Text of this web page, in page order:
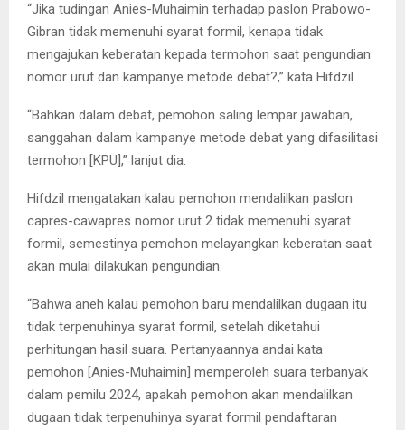
“Jika tudingan Anies-Muhaimin terhadap paslon Prabowo-
Gibran tidak memenuhi syarat formil, kenapa tidak
mengajukan keberatan kepada termohon saat pengundian
nomor urut dan kampanye metode debat?,” kata Hifdzil.
“Bahkan dalam debat, pemohon saling lempar jawaban,
sanggahan dalam kampanye metode debat yang difasilitasi
termohon [KPU],” lanjut dia.
Hifdzil mengatakan kalau pemohon mendalilkan paslon
capres-cawapres nomor urut 2 tidak memenuhi syarat
formil, semestinya pemohon melayangkan keberatan saat
akan mulai dilakukan pengundian.
“Bahwa aneh kalau pemohon baru mendalilkan dugaan itu
tidak terpenuhinya syarat formil, setelah diketahui
perhitungan hasil suara. Pertanyaannya andai kata
pemohon [Anies-Muhaimin] memperoleh suara terbanyak
dalam pemilu 2024, apakah pemohon akan mendalilkan
dugaan tidak terpenuhinya syarat formil pendaftaran